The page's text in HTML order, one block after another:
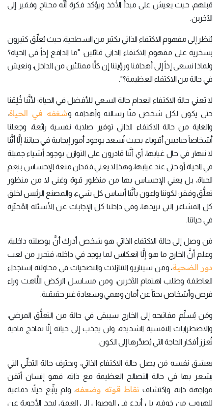
قبلهم، حيث يعيش على مبدأ الأخذ ويؤكد فكرة أنَّه محتاج وفقير إلى
الآخرين.
يُنظر إلى مفهوم الاكتفاء الذاتي بكثير من السطحية، حيث يُعلِّق كثيرون
بسخرية على مفهوم الاكتفاء الذاتي قائلين: "ما الدافع إذاً في الحياة؟
ولماذا نسعى إذاً إلى أهدافنا ورؤيتنا إن كنَّا ممتلئين من الداخل، ونعيش
في حالة من الاكتفاء العظيمة؟".
لا تعني حالة الاكتفاء انعدام حالة السعي للأفضل في الحياة؛ لأنَّنا خُلِقنا
حتى يكون لكل شخص منَّا رسالته وأهدافه وشغفه في الحياة،
والغاية من حالة الاكتفاء الذاتي توفير صلابة نفسية رائعة، وجعلنا
أشخاصاً حياديين أقوياء، بحيث نُسعد بوجود أمور إيجابية في حياتنا، إلَّا أنَّنا
لا ننهار في حال غيابها، أي أنَّنا قادرون على التوازن بوجود أشياء جميلة
في الحياة أو حتى عند غيابها، وهذا لا يعني فقدان متعة الإحساس بنِعم
الحياة، بل يعني الإحساس بها من منظور قوة وغنى لا من منظور
تعلُّق وفقر؛ لكوننا واعون بأنَّنا أساس كل شيء، والمصنع الرئيس لخلق
كل المشاعر التي نريدها، وفي داخلنا كل الإجابات عن الأسئلة المُحيِّرة
في حياتنا.
مَن وصل إلى حالة الاكتفاء الذاتي هو شخص أدرك أنَّ بوصلته داخلية،
وعلم أنَّ الخارج ما هو إلَّا انعكاس لما يوجد في داخله، فتحرر من لعب
دور الضحية، ومن سيناريو التنازلات والتضحيات في محاولته استجداء
العاطفة وطلب اهتمام الآخرين، ومن مسلسل الركض اللَّاهث وراء
فرص وأشخاص بحثاً عن أمان وهمي وسعادة غير حقيقية.
ومَن يُسلِّم مفاتيحه إلى الخارج سيبقى في حالة من التعلُّق المرضي،
والاضطرابات النفسية الشديدة، ولن يجذب إلى حياته إلَّا نماذج مادية
تُعزز أفكار الحاجة التي يُصدِّرها إلى الكون.
يعشق نفسه مَن يصل حالة الاكتفاء الذاتي، ويحترف حالة التجلِّي التي
يشعر بها في حالة التصالح العظيمة مع ذاته، فهو إنسان أتقن
مواجهة ذاته، واكتشاف نقاط قوته وضعفه، ولم يتِّبع حيلاً دفاعية
للهروب من خوفه، بل أبدع في الوصول إلى العمق ليجد الأجوبة عن